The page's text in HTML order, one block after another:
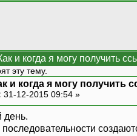
и когда я могу получить
эту тему.
и когда я могу получить
31-12-2015 09:54 »
день.
последовательности